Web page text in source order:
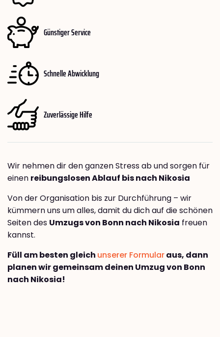
Günstiger Service
Schnelle Abwicklung
Zuverlässige Hilfe
Wir nehmen dir den ganzen Stress ab und sorgen für
einen reibungslosen Ablauf bis nach Nikosia
Von der Organisation bis zur Durchführung – wir
kümmern uns um alles, damit du dich auf die schönen
Seiten des Umzugs von Bonn nach Nikosia freuen
kannst.
Füll am besten gleich unserer Formularaus, dann
planen wir gemeinsam deinen Umzug von Bonn
nach Nikosia!